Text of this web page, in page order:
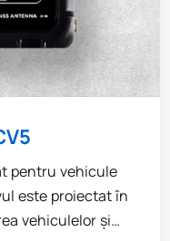
pentru vehicule
este proiectat în
vehiculelor și…